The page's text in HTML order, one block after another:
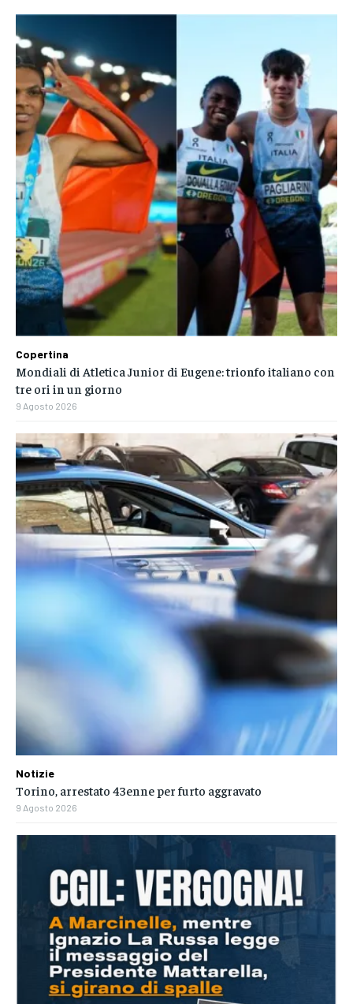
Copertina
Mondiali di Atletica Junior di Eugene: trionfo italiano con
tre ori in un giorno
9 Agosto 2026
Notizie
Torino, arrestato 43enne per furto aggravato
9 Agosto 2026